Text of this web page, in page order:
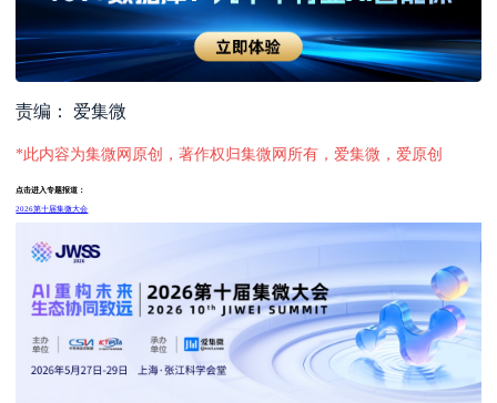
责编： 爱集微
*此内容为集微网原创，著作权归集微网所有，爱集微，爱原创
点击进入专题报道：
2026第十届集微大会